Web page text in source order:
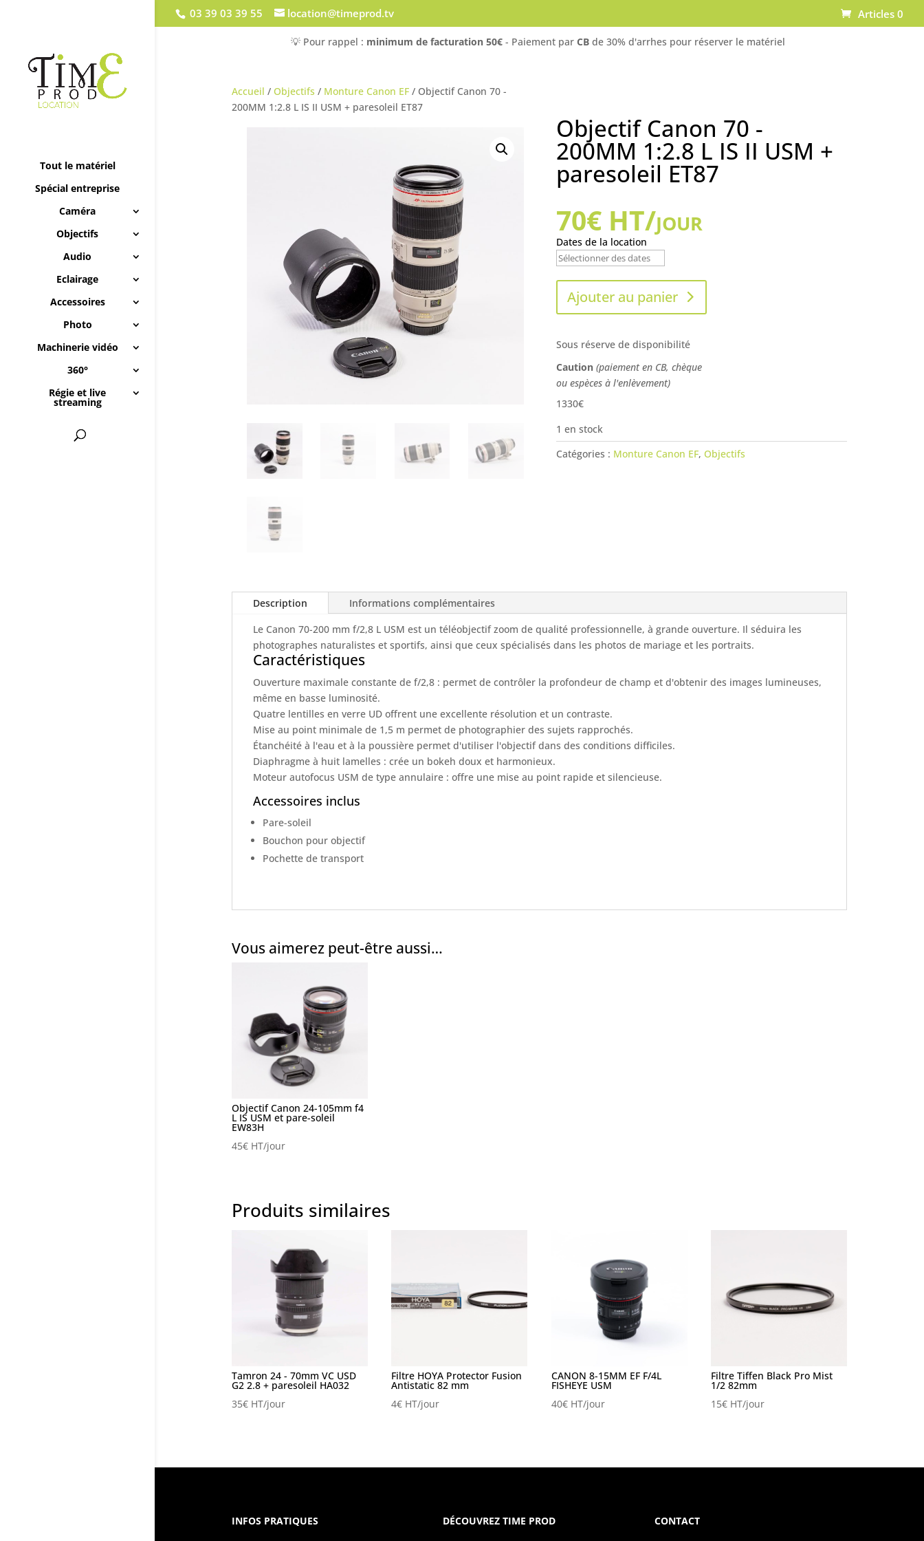
03 39 03 39 55 location@timeprod.tv Articles 0
Tout le matériel
Spécial entreprise
Caméra
Objectifs
Audio
Eclairage
Accessoires
Photo
Machinerie vidéo
360°
Régie et live
streaming
💡 Pour rappel : minimum de facturation 50€ - Paiement par CB de 30% d'arrhes pour réserver le matériel
Accueil / Objectifs / Monture Canon EF/ Objectif Canon 70 -
200MM 1:2.8 L IS II USM + paresoleil ET87
Objectif Canon 70 -
200MM 1:2.8 L IS II USM +
paresoleil ET87
70€ HT/jour
Dates de la location
Ajouter au panier
Sous réserve de disponibilité
Caution (paiement en CB, chèque
ou espèces à l'enlèvement)
1330€
1 en stock
Catégories : Monture Canon EF, Objectifs
Description
Informations complémentaires
Le Canon 70-200 mm f/2,8 L USM est un téléobjectif zoom de qualité professionnelle, à grande ouverture. Il séduira les
photographes naturalistes et sportifs, ainsi que ceux spécialisés dans les photos de mariage et les portraits.
Caractéristiques
Ouverture maximale constante de f/2,8 : permet de contrôler la profondeur de champ et d'obtenir des images lumineuses,
même en basse luminosité.
Quatre lentilles en verre UD offrent une excellente résolution et un contraste.
Mise au point minimale de 1,5 m permet de photographier des sujets rapprochés.
Étanchéité à l'eau et à la poussière permet d'utiliser l'objectif dans des conditions difficiles.
Diaphragme à huit lamelles : crée un bokeh doux et harmonieux.
Moteur autofocus USM de type annulaire : offre une mise au point rapide et silencieuse.
Accessoires inclus
Pare-soleil
Bouchon pour objectif
Pochette de transport
Vous aimerez peut-être aussi…
Objectif Canon 24-105mm f4
L IS USM et pare-soleil
EW83H
45€HT/jour
Produits similaires
Tamron 24 - 70mm VC USD
G2 2.8 + paresoleil HA032
35€HT/jour
Filtre HOYA Protector Fusion
Antistatic 82 mm
4€ HT/jour
CANON 8-15MM EF F/4L
FISHEYE USM
40€HT/jour
Filtre Tiffen Black Pro Mist
1/2 82mm
15€HT/jour
INFOS PRATIQUES
DÉCOUVREZ TIME PROD
CONTACT